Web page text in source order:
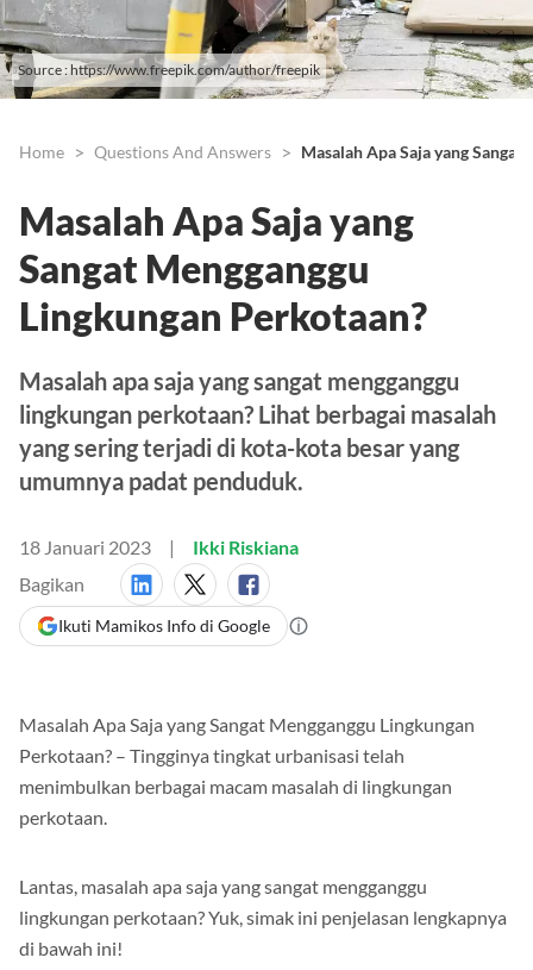
Source : https://www.freepik.com/author/freepik
Home Questions And Answers Masalah Apa Saja yang
Masalah Apa Saja yang
Sangat Mengganggu
Lingkungan Perkotaan?
Masalah apa saja yang sangat mengganggu
lingkungan perkotaan? Lihat berbagai masalah
yang sering terjadi di kota-kota besar yang
umumnya padat penduduk.
18 Januari 2023
Ikki Riskiana
Bagikan
Ikuti Mamikos Info di Google
Masalah Apa Saja yang Sangat Mengganggu Lingkungan
Perkotaan? – Tingginya tingkat urbanisasi telah
menimbulkan berbagai macam masalah di lingkungan
perkotaan.
Lantas, masalah apa saja yang sangat mengganggu
lingkungan perkotaan? Yuk, simak ini penjelasan lengkapnya
di bawah ini!